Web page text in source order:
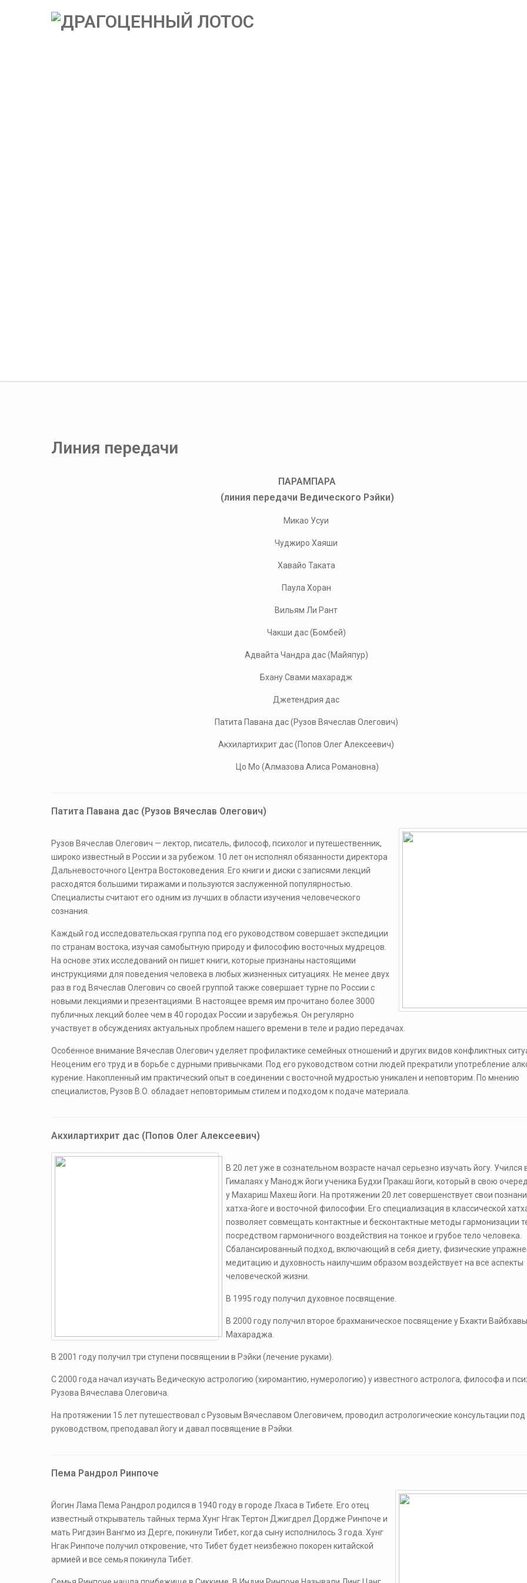
Линия передачи
ПАРАМПАРА
(линия передачи Ведического Рэйки)
​Микао Усуи
Чуджиро Хаяши
Хавайо Таката
Паула Хоран
Вильям Ли Рант
Чакши дас (Бомбей)
Адвайта Чандра дас (Майяпур)
Бхану Свами махарадж
Джетендрия дас
Патита Павана дас (Рузов Вячеслав Олегович)
Акхилартихрит дас (Попов Олег Алексеевич)
Цо Мо (Алмазова Алиса Романовна)
​Патита Павана дас (Рузов Вячеслав Олегович)
​Рузов Вячеслав Олегович — лектор, писатель, философ, психолог и путешественник,
широко известный в России и за рубежом. 10 лет он исполнял обязанности директора
Дальневосточного Центра Востоковедения. Его книги и диски с записями лекций
расходятся большими тиражами и пользуются заслуженной популярностью.
Специалисты считают его одним из лучших в области изучения человеческого
сознания.
Каждый год исследовательская группа под его руководством совершает экспедиции
по странам востока, изучая самобытную природу и философию восточных мудрецов.
На основе этих исследований он пишет книги, которые признаны настоящими
инструкциями для поведения человека в любых жизненных ситуациях. Не менее двух
раз в год Вячеслав Олегович со своей группой также совершает турне по России с
новыми лекциями и презентациями. В настоящее время им прочитано более 3000
публичных лекций более чем в 40 городах России и зарубежья. Он регулярно
участвует в обсуждениях актуальных проблем нашего времени в теле и радио передачах.
Особенное внимание Вячеслав Олегович уделяет профилактике семейных отношений и других видов конфликтных
Неоценим его труд и в борьбе с дурными привычками. Под его руководством сотни людей прекратили употребление
курение. Накопленный им практический опыт в соединении с восточной мудростью уникален и неповторим. По мнению
специалистов, Рузов В.О. обладает неповторимым стилем и подходом к подаче материала.
Акхилартихрит дас (Попов Олег Алексеевич)
​В 20 лет уже в сознательном возрасте начал серьезно изучать йогу. Учился
Гималаях у Манодж йоги ученика Будхи Пракаш йоги, который в свою
у Махариш Махеш йоги. На протяжении 20 лет совершенствует свои
хатха-йоге и восточной философии. Его специализация в классической
позволяет совмещать контактные и бесконтактные методы гармонизации
посредством гармоничного воздействия на тонкое и грубое тело человека.
Сбалансированный подход, включающий в себя диету, физические
медитацию и духовность наилучшим образом воздействует на все аспекты
человеческой жизни.
В 1995 году получил духовное посвящение.
В 2000 году получил второе брахманическое посвящение у Бхакти
Махараджа.
В 2001 году получил три ступени посвящении в Рэйки (лечение руками).
С 2000 года начал изучать Ведическую астрологию (хиромантию, нумерологию) у известного астролога, философа и
Рузова Вячеслава Олеговича.
На протяжении 15 лет путешествовал с Рузовым Вячеславом Олеговичем, проводил астрологические консультации под
руководством, преподавал йогу и давал посвящение в Рэйки.
Пема Рандрол Ринпоче
​Йогин Лама Пема Рандрол родился в 1940 году в городе Лхаса в Тибете. Его отец
известный открыватель тайных терма Хунг Нгак Тертон Джигдрел Дордже Ринпоче и
мать Ригдзин Вангмо из Дерге, покинули Тибет, когда сыну исполнилось 3 года. Хунг
Нгак Ринпоче получил откровение, что Тибет будет неизбежно покорен китайской
армией и все семья покинула Тибет.